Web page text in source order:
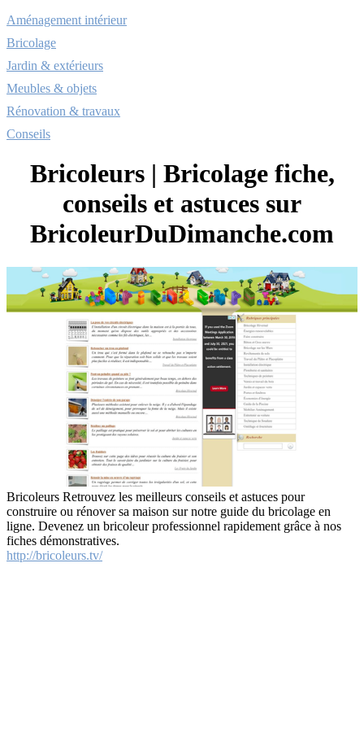
Aménagement intérieur
Bricolage
Jardin & extérieurs
Meubles & objets
Rénovation & travaux
Conseils
Bricoleurs | Bricolage fiche,
conseils et astuces sur
Bricoleur­DuDi­manche.com
Bricoleurs Retrouvez les meilleurs conseils et astuces pour
construire ou rénover sa maison sur notre guide du bricolage en
ligne. Devenez un bricoleur professionnel rapidement grâce à nos
fiches démonstratives.
http://bricoleurs.tv/